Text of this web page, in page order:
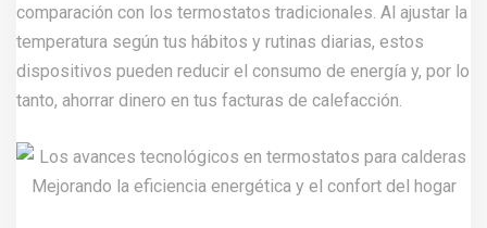
comparación con los termostatos tradicionales. Al ajustar la
temperatura según tus hábitos y rutinas diarias, estos
dispositivos pueden reducir el consumo de energía y, por lo
tanto, ahorrar dinero en tus facturas de calefacción.